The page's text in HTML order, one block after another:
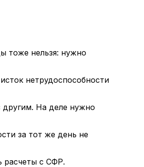
тоже нельзя: нужно
нетрудоспособности
другим. На деле нужно
за тот же день не
расчеты с СФР.